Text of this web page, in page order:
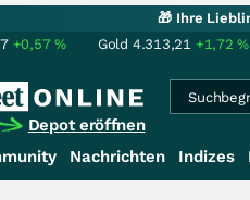
🎁 Ihre
+0,57% Gold 4.313,21 +1,72%
Depot eröffnen
Nachrichten Indizes